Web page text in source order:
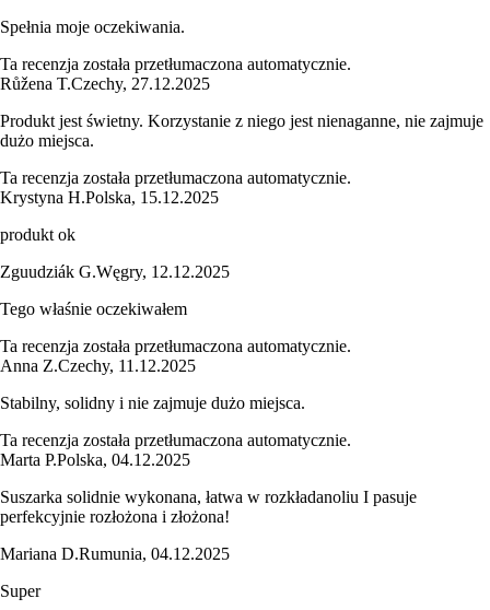
Spełnia moje oczekiwania.
Ta recenzja została przetłumaczona automatycznie.
Růžena T.Czechy, 27.12.2025
Produkt jest świetny. Korzystanie z niego jest nienaganne, nie zajmuje
dużo miejsca.
Ta recenzja została przetłumaczona automatycznie.
Krystyna H.Polska, 15.12.2025
produkt ok
Zguudziák G.Węgry, 12.12.2025
Tego właśnie oczekiwałem
Ta recenzja została przetłumaczona automatycznie.
Anna Z.Czechy, 11.12.2025
Stabilny, solidny i nie zajmuje dużo miejsca.
Ta recenzja została przetłumaczona automatycznie.
Marta P.Polska, 04.12.2025
Suszarka solidnie wykonana, łatwa w rozkładanoliu I pasuje
perfekcyjnie rozłożona i złożona!
Mariana D.Rumunia, 04.12.2025
Super